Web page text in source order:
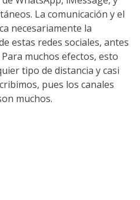
La comunicación y el
necesariamente la
estas redes sociales, antes
muchos efectos, esto
tipo de distancia y casi
pues los canales
muchos.